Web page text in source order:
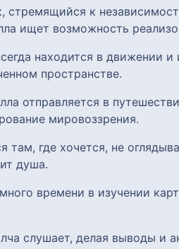
стремящийся к
ищет возможность
находится в движении
пространстве.
отправляется в
мировоззрения.
там, где хочется, не
душа.
времени в изучении
слушает, делая выводы и